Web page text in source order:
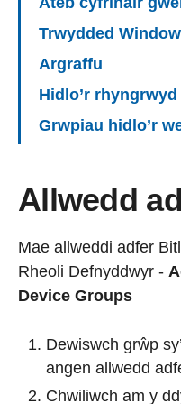
Trwydded
Argraffu
Hidlo’r
Grwpiau hidlo’r
Allwedd
Mae allweddi adfer
Rheoli Defnyddwyr -
Device Groups
Dewiswch grŵp
angen allwedd
Chwiliwch am y